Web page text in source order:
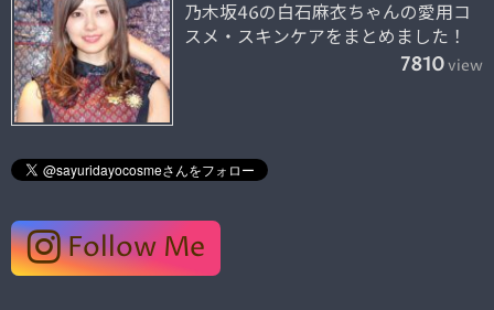
乃木坂46の白石麻衣ちゃんの愛用コ
スメ・スキンケアをまとめました！
7810view
Follow Me